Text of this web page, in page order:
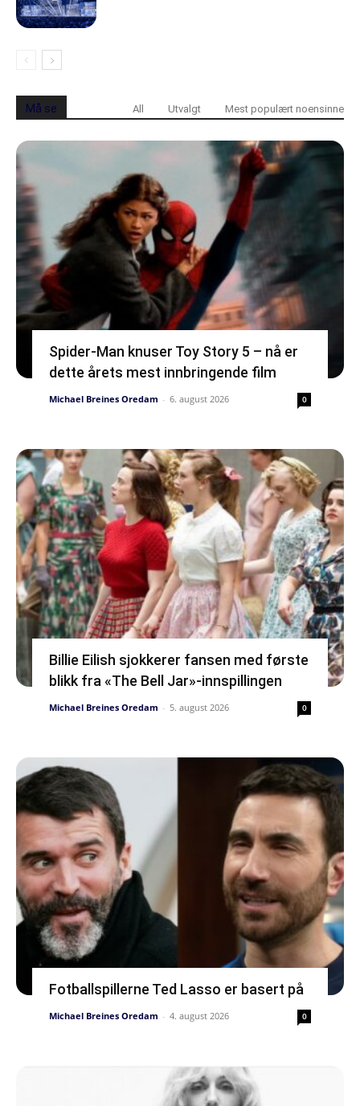
Må se All Utvalgt Mest populært noensinne
Spider-Man knuser Toy Story 5 – nå er
dette årets mest innbringende film
Michael Breines Oredam - 6. august 2026 0
Billie Eilish sjokkerer fansen med første
blikk fra «The Bell Jar»-innspillingen
Michael Breines Oredam - 5. august 2026 0
Fotballspillerne Ted Lasso er basert på
Michael Breines Oredam - 4. august 2026 0